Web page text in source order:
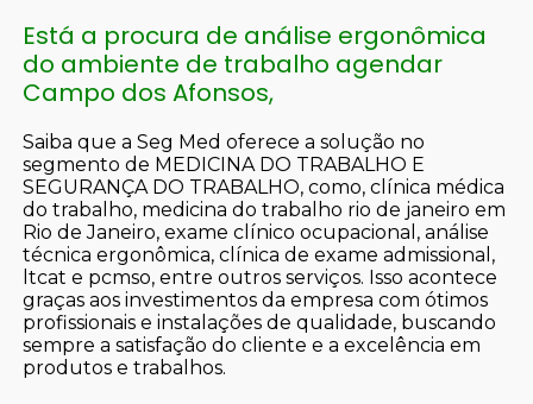
Está a procura de análise ergonômica
do ambiente de trabalho agendar
Campo dos Afonsos,
Saiba que a Seg Med oferece a solução no
segmento de MEDICINA DO TRABALHO E
SEGURANÇA DO TRABALHO, como, clínica médica
do trabalho, medicina do trabalho rio de janeiro em
Rio de Janeiro, exame clínico ocupacional, análise
técnica ergonômica, clínica de exame admissional,
ltcat e pcmso, entre outros serviços. Isso acontece
graças aos investimentos da empresa com ótimos
profissionais e instalações de qualidade, buscando
sempre a satisfação do cliente e a excelência em
produtos e trabalhos.